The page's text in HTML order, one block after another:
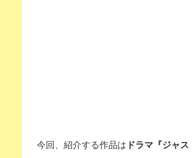
今回、紹介する作品は ドラマ『ジャ